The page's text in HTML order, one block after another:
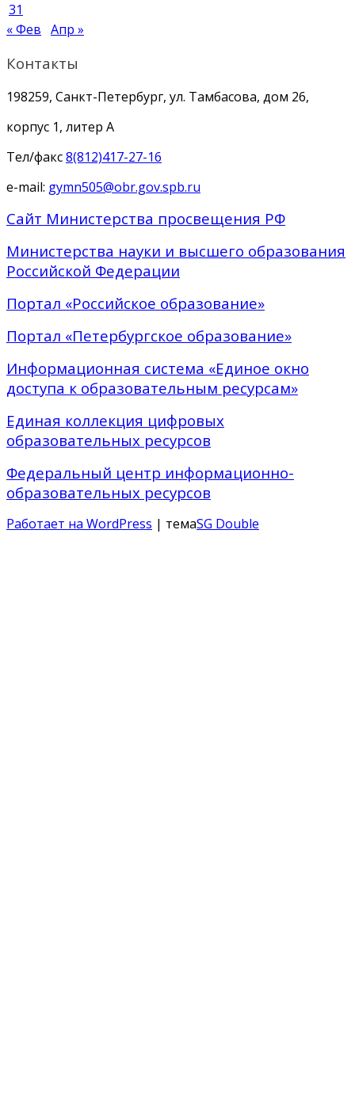
31
« Фев Апр »
Контакты
198259, Санкт-Петербург, ул. Тамбасова, дом 26,
корпус 1, литер А
Тел/факс8(812)417-27-16
e-mail: gymn505@obr.gov.spb.ru
Сайт Министерства просвещения РФ
Министерства науки и высшего образования
Российской Федерации
Портал «Российское образование»
Портал «Петербургское образование»
Информационная система «Единое окно
доступа к образовательным ресурсам»
Единая коллекция цифровых
образовательных ресурсов
Федеральный центр информационно-
образовательных ресурсов
Работает на WordPress | темаSG Double